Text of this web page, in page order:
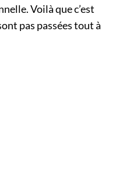
Voilà que c’est
pas passées tout à